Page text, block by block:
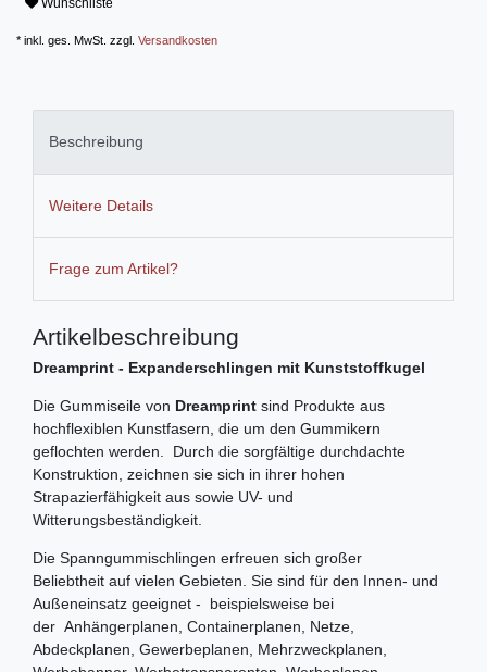
* inkl. ges. MwSt. zzgl. Versandkosten
Beschreibung
Weitere Details
Frage zum Artikel?
Artikelbeschreibung
Dreamprint - Expanderschlingen mit Kunststoffkugel
Die Gummiseile von Dreamprint sind Produkte aus
hochflexiblen Kunstfasern, die um den Gummikern
geflochten werden. Durch die sorgfältige durchdachte
Konstruktion, zeichnen sie sich in ihrer hohen
Strapazierfähigkeit aus sowie UV- und
Witterungsbeständigkeit.
Die Spanngummischlingen erfreuen sich großer
Beliebtheit auf vielen Gebieten. Sie sind für den Innen- und
Außeneinsatz geeignet - beispielsweise bei
der Anhängerplanen, Containerplanen, Netze,
Abdeckplanen, Gewerbeplanen, Mehrzweckplanen,